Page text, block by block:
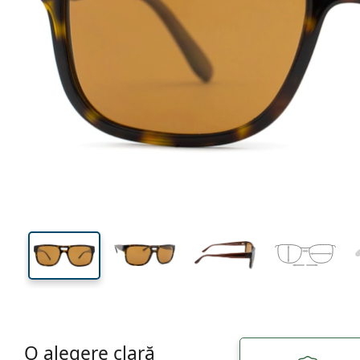
Lățimea ramei
43 mm
Înălțime lentilă
57 mm
Lățimea lentilei
Lățimea
O alegere clară